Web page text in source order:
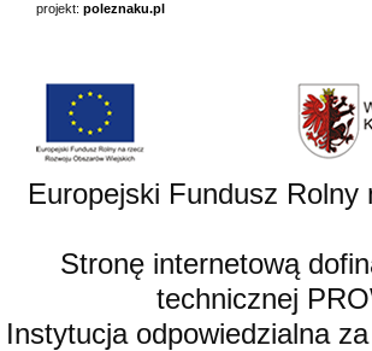
projekt: poleznaku.pl
Europejski Fundusz
Stronę internetową
technicznej
Instytucja odpowiedzialna